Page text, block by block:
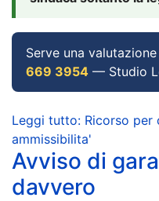
Serve una
669 3954 — Studio
Leggi tutto: Ricorso per
ammissibilita'
Avviso di
davvero